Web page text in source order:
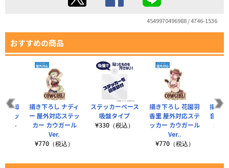
4549970496988 / 4746-1536
おすすめの商品
ステッカーベース
吸盤タイプ
¥330（税込）
描き下ろし 花園羽
香里 屋外対応ステ
ッカー カウガール
Ver..
¥770（税込）
描き
音 屋
カー
院知
テッ
ール
描き下ろし ナディ
ー 屋外対応ステッ
カー カウガール
Ver.
¥770（税込）